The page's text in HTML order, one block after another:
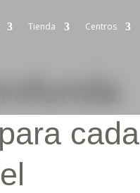
Tienda Centros
cada